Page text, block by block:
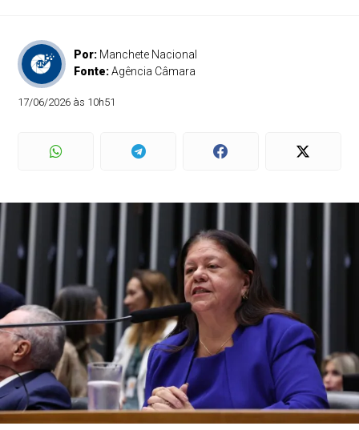
Por: Manchete Nacional
Fonte:Agência Câmara
17/06/2026 às 10h51